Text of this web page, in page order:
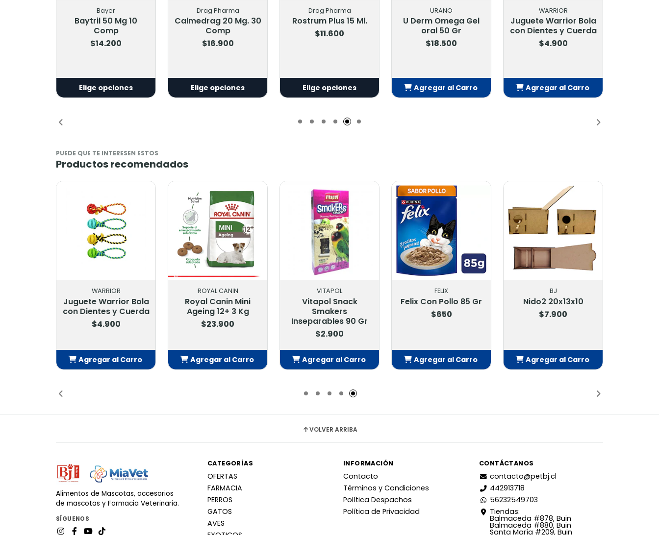
Bayer
Baytril 50 Mg 10
Comp
$14.200
Elige opciones
Drag Pharma
Calmedrag 20 Mg. 30
Comp
$16.900
Elige opciones
Drag Pharma
Rostrum Plus 15 Ml.
$11.600
Elige opciones
URANO
U Derm Omega Gel
oral 50 Gr
$18.500
Agregar al Carro
WARRIOR
Juguete Warrior Bola
con Dientes y Cuerda
$4.900
Agregar al Carro
PUEDE QUE TE INTERESEN ESTOS
Productos recomendados
WARRIOR
Juguete Warrior Bola
con Dientes y Cuerda
$4.900
Agregar al Carro
ROYAL CANIN
Royal Canin Mini
Ageing 12+ 3 Kg
$23.900
Agregar al Carro
VITAPOL
Vitapol Snack
Smakers
Inseparables 90 Gr
$2.900
Agregar al Carro
FELIX
Felix Con Pollo 85 Gr
$650
Agregar al Carro
BJ
Nido2 20x13x10
$7.900
Agregar al Carro
VOLVER ARRIBA
Alimentos de Mascotas, accesorios
de mascotas y Farmacia Veterinaria.
SÍGUENOS
CATEGORÍAS
OFERTAS
FARMACIA
PERROS
GATOS
AVES
INFORMACIÓN
Contacto
Términos y Condiciones
Política Despachos
Política de Privacidad
CONTÁCTANOS
contacto@petbj.cl
442913718
56232549703
Tiendas:
Balmaceda #878, Buin
Balmaceda #880, Buin
Santa María #209, Buin